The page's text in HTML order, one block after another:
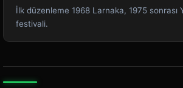
İlk düzenleme 1968 Larnaka, 1975 sonrası
festivali.